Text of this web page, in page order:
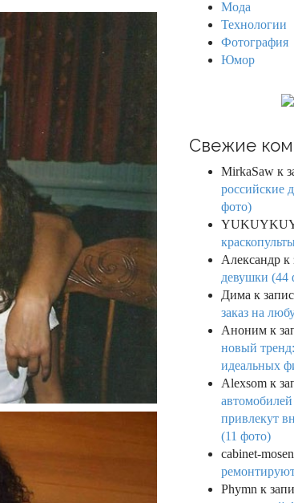
Мода
Технологии
Фотография
Юмор
Свежие
MirkaSaw к
российские
фото)
Александр к
девушки (44
Дима к
заказ на
Аноним к
новый
идеальных
Alexsom к
привлекут
(11 фото)
cabinet-
Phymn к